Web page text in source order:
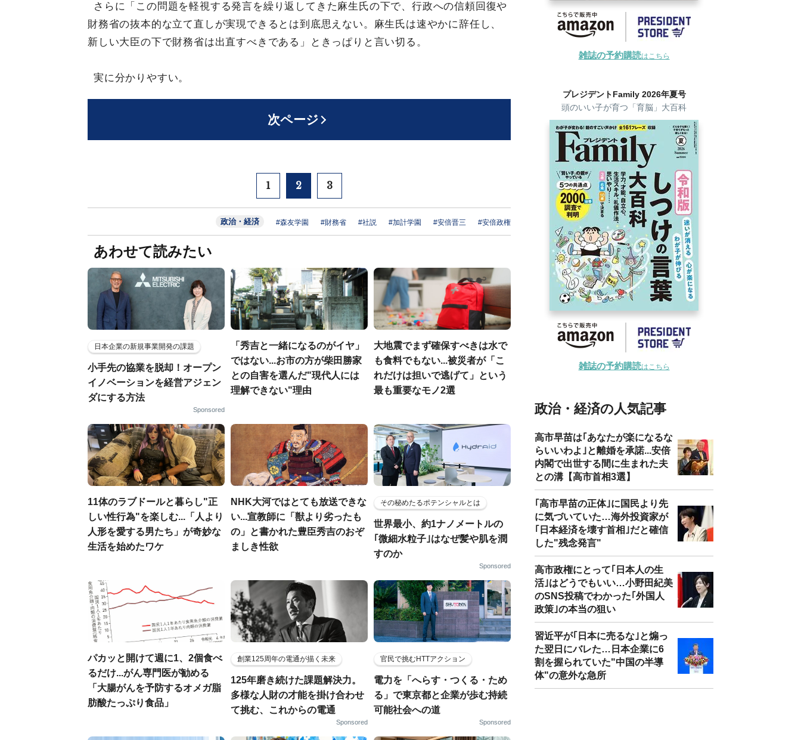
さらに「この問題を軽視する発言を繰り返してきた麻生氏の下で、行政への信頼回復や
財務省の抜本的な立て直しが実現できるとは到底思えない。麻生氏は速やかに辞任し、
新しい大臣の下で財務省は出直すべきである」ときっぱりと言い切る。
実に分かりやすい。
次ページ
1 2 3
政治・経済 #森友学園 #財務省 #社説 #加計学園 #安倍晋三 #安倍政権
あわせて読みたい
日本企業の新規事業開発の課題
小手先の協業を脱却！オープン
イノベーションを経営アジェン
ダにする方法
Sponsored
「秀吉と一緒になるのがイヤ」
ではない...お市の方が柴田勝家
との自害を選んだ"現代人には
理解できない"理由
大地震でまず確保すべきは水で
も食料でもない...被災者が「こ
れだけは担いで逃げて」という
最も重要なモノ2選
11体のラブドールと暮らし"正
しい性行為"を楽しむ...「人より
人形を愛する男たち」が奇妙な
生活を始めたワケ
NHK大河ではとても放送できな
い...宣教師に「獣より劣ったも
の」と書かれた豊臣秀吉のおぞ
ましき性欲
その秘めたるポテンシャルとは
世界最小、約1ナノメートルの
｢微細水粒子｣はなぜ髪や肌を潤
すのか
Sponsored
パカッと開けて週に1、2個食べ
るだけ...がん専門医が勧める
「大腸がんを予防するオメガ脂
肪酸たっぷり食品」
創業125周年の電通が描く未来
125年磨き続けた課題解決力。
多様な人財の才能を掛け合わせ
て挑む、これからの電通
Sponsored
官民で挑むHTTアクション
電力を「へらす・つくる・ため
る」で東京都と企業が歩む持続
可能社会への道
Sponsored
雑誌の予約購読はこちら
プレジデントFamily 2026年夏号
頭のいい子が育つ「育脳」大百科
雑誌の予約購読はこちら
政治・経済の人気記事
高市早苗は｢あなたが楽になるな
らいいわよ｣と離婚を承諾...安倍
内閣で出世する間に生まれた夫
との溝【高市首相3選】
｢高市早苗の正体｣に国民より先
に気づいていた…海外投資家が
｢日本経済を壊す首相｣だと確信
した"残念発言"
高市政権にとって｢日本人の生
活｣はどうでもいい…小野田紀美
のSNS投稿でわかった｢外国人
政策｣の本当の狙い
習近平が｢日本に売るな｣と煽っ
た翌日にバレた…日本企業に6
割を握られていた"中国の半導
体"の意外な急所